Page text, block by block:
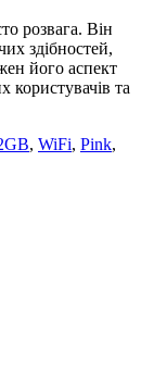
розвага. Він
здібностей,
його аспект
користувачів та
, WiFi, Pink,